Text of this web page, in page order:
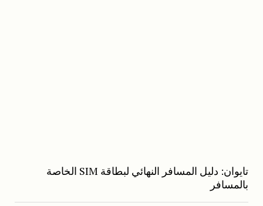
تايوان: دليل المسافر النهائي لبطاقة SIM الخاصة
بالمسافر